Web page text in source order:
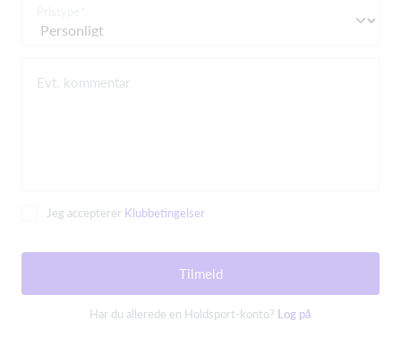
Evt. kommentar
Jeg accepterer Klubbetingelser
Tilmeld
Har du allerede en Holdsport-konto? Log på